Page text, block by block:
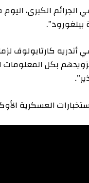
الكبرى، اليوم في
لزملائه
بكل المعلومات
العسكرية الأوكرانية